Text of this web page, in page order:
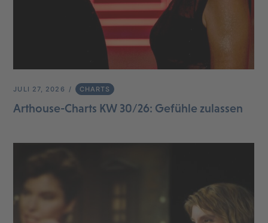
JULI 27, 2026 CHARTS
Arthouse-Charts KW 30/26: Gefühle zulassen